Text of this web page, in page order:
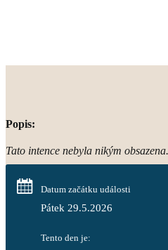
Popis:
Tato intence nebyla nikým obsazena.
Datum začátku události
Pátek 29.5.2026
Tento den je: